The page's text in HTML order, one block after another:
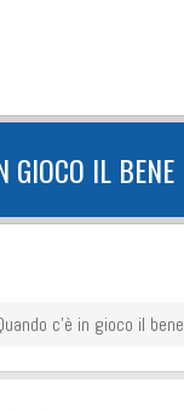
GIOCO IL BENE
c'è in gioco il bene